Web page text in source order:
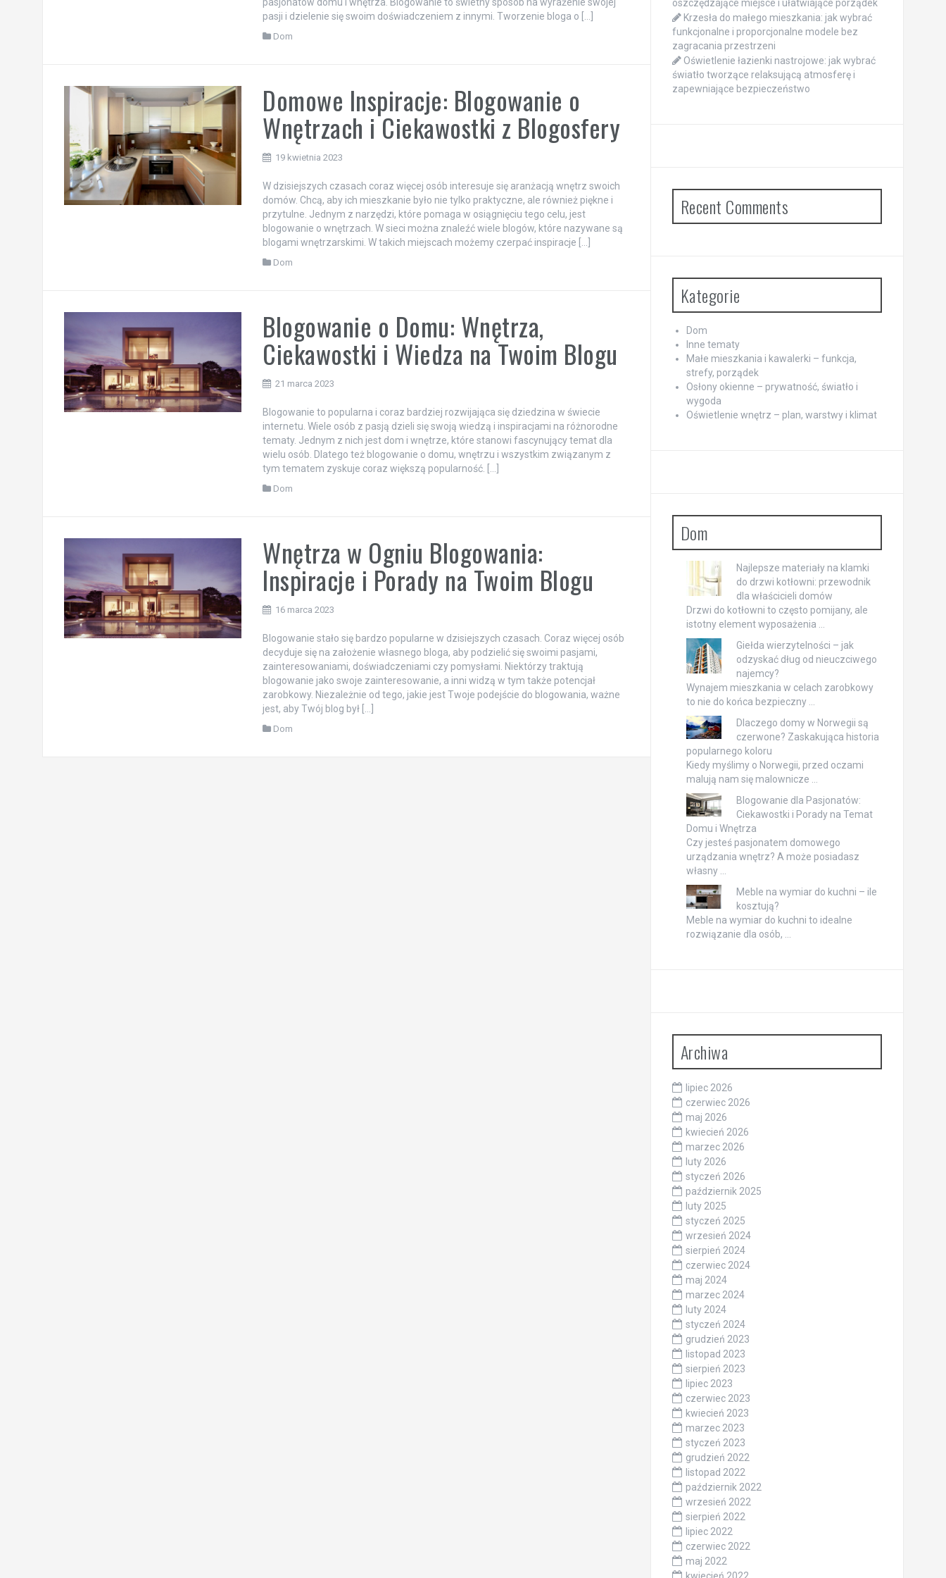
pasjonatów domu i wnętrza. Blogowanie to świetny sposób na wyrażenie swojej
pasji i dzielenie się swoim doświadczeniem z innymi. Tworzenie bloga o […]
Dom
Domowe Inspiracje: Blogowanie o
Wnętrzach i Ciekawostki z Blogosfery
19 kwietnia 2023
W dzisiejszych czasach coraz więcej osób interesuje się aranżacją wnętrz swoich
domów. Chcą, aby ich mieszkanie było nie tylko praktyczne, ale również piękne i
przytulne. Jednym z narzędzi, które pomaga w osiągnięciu tego celu, jest
blogowanie o wnętrzach. W sieci można znaleźć wiele blogów, które nazywane są
blogami wnętrzarskimi. W takich miejscach możemy czerpać inspiracje […]
Dom
Blogowanie o Domu: Wnętrza,
Ciekawostki i Wiedza na Twoim Blogu
21 marca 2023
Blogowanie to popularna i coraz bardziej rozwijająca się dziedzina w świecie
internetu. Wiele osób z pasją dzieli się swoją wiedzą i inspiracjami na różnorodne
tematy. Jednym z nich jest dom i wnętrze, które stanowi fascynujący temat dla
wielu osób. Dlatego też blogowanie o domu, wnętrzu i wszystkim związanym z
tym tematem zyskuje coraz większą popularność. […]
Dom
Wnętrza w Ogniu Blogowania:
Inspiracje i Porady na Twoim Blogu
16 marca 2023
Blogowanie stało się bardzo popularne w dzisiejszych czasach. Coraz więcej osób
decyduje się na założenie własnego bloga, aby podzielić się swoimi pasjami,
zainteresowaniami, doświadczeniami czy pomysłami. Niektórzy traktują
blogowanie jako swoje zainteresowanie, a inni widzą w tym także potencjał
zarobkowy. Niezależnie od tego, jakie jest Twoje podejście do blogowania, ważne
jest, aby Twój blog był […]
Dom
oszczędzające miejsce i ułatwiające porządek
Krzesła do małego mieszkania: jak wybrać
funkcjonalne i proporcjonalne modele bez
zagracania przestrzeni
Oświetlenie łazienki nastrojowe: jak wybrać
światło tworzące relaksującą atmosferę i
zapewniające bezpieczeństwo
Recent Comments
Kategorie
Dom
Inne tematy
Małe mieszkania i kawalerki – funkcja,
strefy, porządek
Osłony okienne – prywatność, światło i
wygoda
Oświetlenie wnętrz – plan, warstwy i klimat
Dom
Najlepsze materiały na klamki
do drzwi kotłowni: przewodnik
dla właścicieli domów
Drzwi do kotłowni to często pomijany, ale
istotny element wyposażenia …
Giełda wierzytelności – jak
odzyskać dług od nieuczciwego
najemcy?
Wynajem mieszkania w celach zarobkowy
to nie do końca bezpieczny …
Dlaczego domy w Norwegii są
czerwone? Zaskakująca historia
popularnego koloru
Kiedy myślimy o Norwegii, przed oczami
malują nam się malownicze …
Blogowanie dla Pasjonatów:
Ciekawostki i Porady na Temat
Domu i Wnętrza
Czy jesteś pasjonatem domowego
urządzania wnętrz? A może posiadasz
własny …
Meble na wymiar do kuchni – ile
kosztują?
Meble na wymiar do kuchni to idealne
rozwiązanie dla osób, …
Archiwa
lipiec 2026
czerwiec 2026
maj 2026
kwiecień 2026
marzec 2026
luty 2026
styczeń 2026
październik 2025
luty 2025
styczeń 2025
wrzesień 2024
sierpień 2024
czerwiec 2024
maj 2024
marzec 2024
luty 2024
styczeń 2024
grudzień 2023
listopad 2023
sierpień 2023
lipiec 2023
czerwiec 2023
kwiecień 2023
marzec 2023
styczeń 2023
grudzień 2022
listopad 2022
październik 2022
wrzesień 2022
sierpień 2022
lipiec 2022
czerwiec 2022
maj 2022